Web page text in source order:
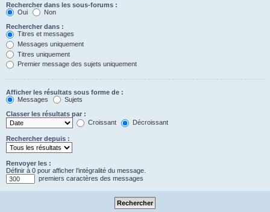
Rechercher dans les sous-forums :
Oui
Non
Rechercher dans :
Titres et messages
Messages uniquement
Titres uniquement
Premier message des sujets uniquement
Afficher les résultats sous forme de :
Messages
Sujets
Classer les résultats par :
Croissant
Décroissant
Rechercher depuis :
Renvoyer les :
Définir à 0 pour afficher l’intégralité du message.
premiers caractères des messages